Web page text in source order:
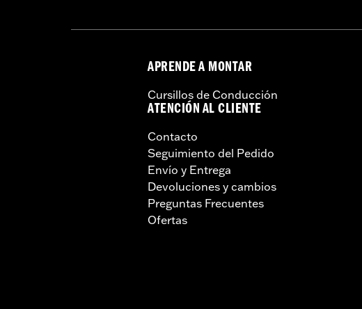
APRENDE A MONTAR
Cursillos de Conducción
ATENCIÓN AL CLIENTE
Contacto
Seguimiento del Pedido
Envío y Entrega
Devoluciones y cambios
Preguntas Frecuentes
Ofertas